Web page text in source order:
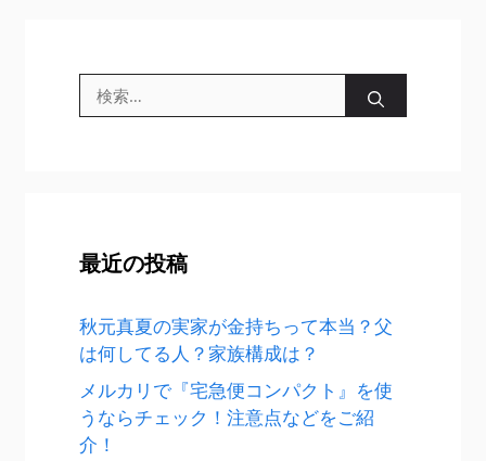
検
索:
最近の投稿
秋元真夏の実家が金持ちって本当？父
は何してる人？家族構成は？
メルカリで『宅急便コンパクト』を使
うならチェック！注意点などをご紹
介！